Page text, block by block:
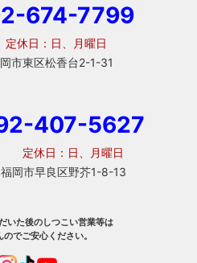
674-7799
日、月曜日
松香台2-1-31
407-5627
日、月曜日
区野芥1-8-13
いた後のしつこい営業等は
でご安心ください。